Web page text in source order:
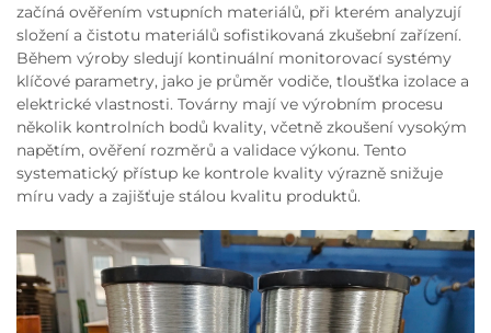
začíná ověřením vstupních materiálů, při kterém analyzují
složení a čistotu materiálů sofistikovaná zkušební zařízení.
Během výroby sledují kontinuální monitorovací systémy
klíčové parametry, jako je průměr vodiče, tloušťka izolace a
elektrické vlastnosti. Továrny mají ve výrobním procesu
několik kontrolních bodů kvality, včetně zkoušení vysokým
napětím, ověření rozměrů a validace výkonu. Tento
systematický přístup ke kontrole kvality výrazně snižuje
míru vady a zajišťuje stálou kvalitu produktů.